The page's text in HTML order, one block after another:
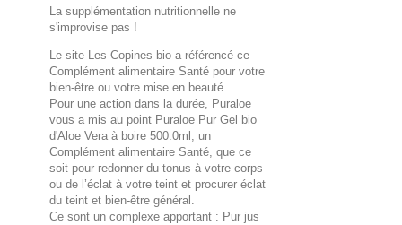
La supplémentation nutritionnelle ne
s'improvise pas !
Le site Les Copines bio a référencé ce
Complément alimentaire Santé pour votre
bien-être ou votre mise en beauté.
Pour une action dans la durée, Puraloe
vous a mis au point Puraloe Pur Gel bio
d'Aloe Vera à boire 500.0ml, un
Complément alimentaire Santé, que ce
soit pour redonner du tonus à votre corps
ou de l’éclat à votre teint et procurer éclat
du teint et bien-être général.
Ce sont un complexe apportant : Pur jus